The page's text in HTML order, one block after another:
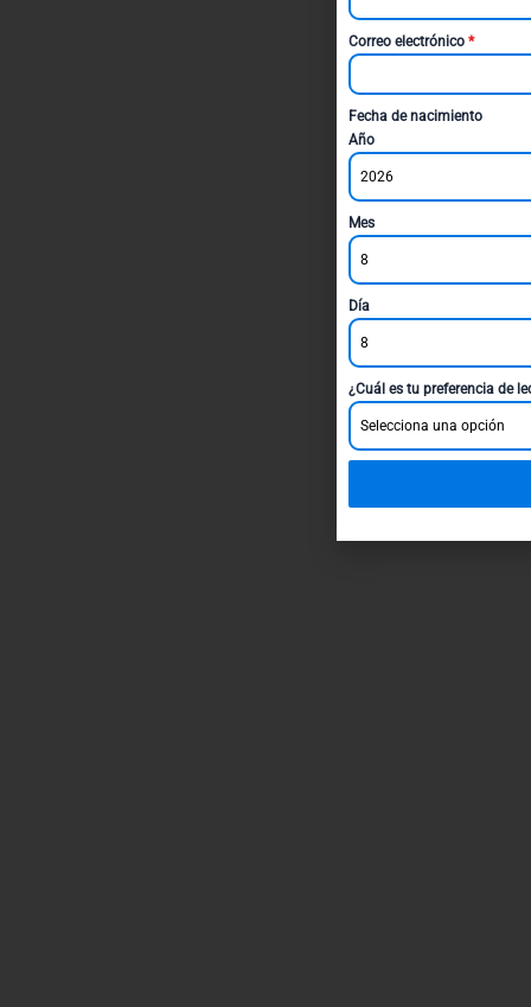
Correo electrónico *
Fecha de nacimiento
Año
2026
Mes
8
Día
8
¿Cuál es tu preferencia de
Selecciona una opción